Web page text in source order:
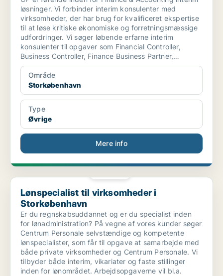
løsninger. Vi forbinder interim konsulenter med
virksomheder, der har brug for kvalificeret ekspertise
til at løse kritiske økonomiske og forretningsmæssige
udfordringer. Vi søger løbende erfarne interim
konsulenter til opgaver som Financial Controller,
Business Controller, Finance Business Partner,
Financial Accountant og Finance Manager.
Område
Storkøbenhavn
Type
Øvrige
Mere info
Lønspecialist til virksomheder i Storkøbenhavn
Lønspecialist til virksomheder i
Storkøbenhavn
Er du regnskabsuddannet og er du specialist inden
for lønadministration? På vegne af vores kunder søger
Centrum Personale selvstændige og kompetente
lønspecialister, som får til opgave at samarbejde med
både private virksomheder og Centrum Personale. Vi
tilbyder både interim, vikariater og faste stillinger
inden for lønområdet. Arbejdsopgaverne vil bl.a.